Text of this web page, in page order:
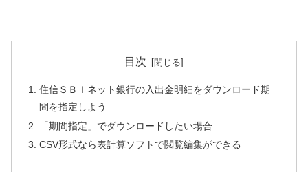
目次
住信ＳＢＩネット銀行の入出金明細をダウンロード期
間を指定しよう
「期間指定」でダウンロードしたい場合
CSV形式なら表計算ソフトで閲覧編集ができる